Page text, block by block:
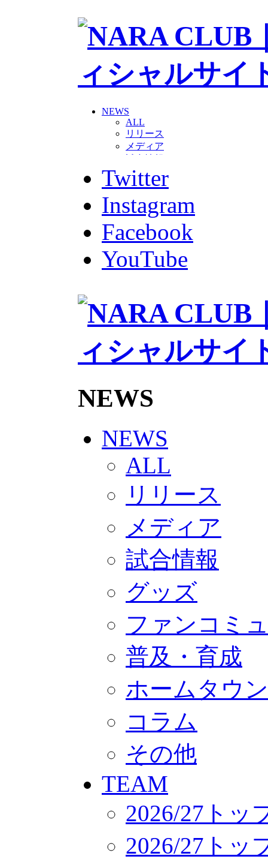
NEWS
ALL
リリース
メディア
グッズ
ファンコミュニティ
ホームタウン
コラム
その他
TEAM
2026/27トップチーム
2026/27トップチームスタッフ
チアダンススクール
ボランティアチーム「volundeer」
HOMEGAME
観戦ルール＆マナー
写真・動画使用ガイドライン
ロートフィールド奈良
2026/27
練習見学時のファンサービスに
奈良クラブ明治安田J3リーグ
奈良クラブ明治安田Ｊ3リーグ
観戦ルール＆マナー
FANCOMMUNITY
サポートショップ
GOODS
オフィシャルストア（実店舗）
オンラインストア
ACADEMY
アカデミーについて
プロジェクト
ジュニア
ジュニアユース
ユース
練習拠点（ナラディーア）
CLUB
2026/27 パートナー企業
クラブ理念
クラブ情報
サステナビリティ
Web制作支援
Twitter
Instagram
Facebook
YouTube
NEWS
NEWS
ALL
リリース
メディア
試合情報
グッズ
ファンコミ
普及・育成
ホームタウン
コラム
その他
TEAM
2026/27トッ
2026/27トッ